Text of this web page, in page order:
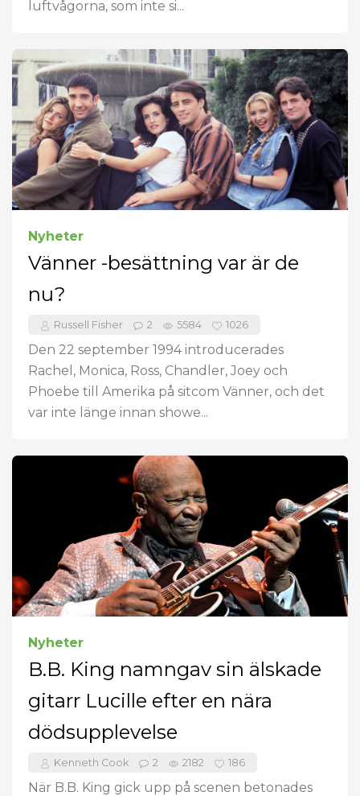
luftvågorna, som inte si...
Nyheter
Vänner -besättning var är de
nu?
Russell Fisher 2 5584 1026
Den 22 september 1994 introducerades
Rachel, Monica, Ross, Chandler, Joey och
Phoebe till Amerika på sitcom Vänner, och det
var inte länge innan showe...
Nyheter
B.B. King namngav sin älskade
gitarr Lucille efter en nära
dödsupplevelse
Kenneth Cook 2 2182 186
När B.B. King gick upp på scenen betonades